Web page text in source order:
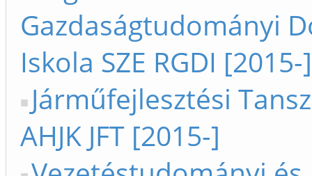
Gazdaságtudományi
Iskola SZE RGDI [2015-]
Járműfejlesztési
AHJK JFT [2015-]